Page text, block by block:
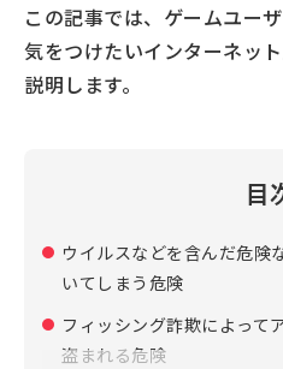
この記事では、ゲームユー
気をつけたいインターネッ
説明します。
目
ウイルスなどを含んだ危険
いてしまう危険
フィッシング詐欺によって
盗まれる危険